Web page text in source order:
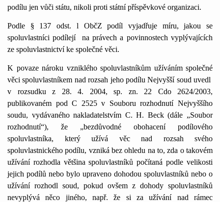
podílu jen vůči státu, nikoli proti státní příspěvkové organizaci.
Podle § 137 odst. l ObčZ podíl vyjadřuje míru, jakou se
spoluvlastníci podílejí
na právech a povinnostech vyplývajících
ze spoluvlastnictví ke společné věci.
K povaze nároku vzniklého spoluvlastníkům užíváním společné
věci spoluvlastníkem nad rozsah jeho podílu Nejvyšší soud uvedl
v rozsudku z 28. 4. 2004, sp. zn. 22 Cdo 2624/2003,
publikovaném pod C 2525 v Souboru rozhodnutí Nejvyššího
soudu, vydávaného nakladatelstvím C. H. Beck (dále „Soubor
rozhodnutí“), že „bezdůvodné obohacení podílového
spoluvlastníka, který užívá věc nad rozsah svého
spoluvlastnického podílu, vzniká bez ohledu na to, zda o takovém
užívání rozhodla většina spoluvlastníků počítaná podle velikosti
jejich podílů nebo bylo upraveno dohodou spoluvlastníků nebo o
užívání rozhodl soud, pokud ovšem z dohody spoluvlastníků
nevyplývá něco jiného, např. že si za užívání nad rámec